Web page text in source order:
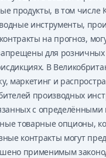
продукты, в том
инструменты,
на прогноз,
для розничных
В
маркетинг и
производных
с определёнными
товарные опционы,
контракты могут
применимым